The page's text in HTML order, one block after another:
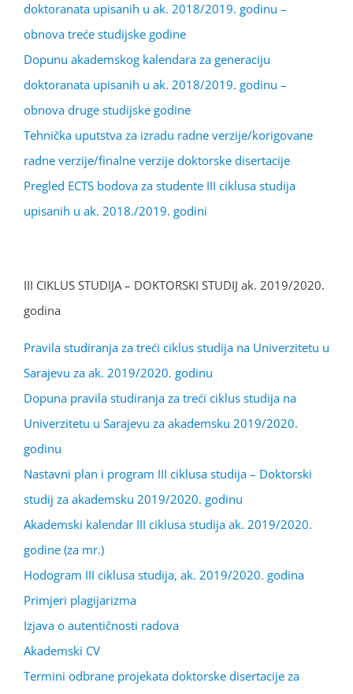
doktoranata upisanih u ak. 2018/2019. godinu –
obnova treće studijske godine
Dopunu akademskog kalendara za generaciju
doktoranata upisanih u ak. 2018/2019. godinu –
obnova druge studijske godine
Tehnička uputstva za izradu radne verzije/korigovane
radne verzije/finalne verzije doktorske disertacije
Pregled ECTS bodova za studente III ciklusa studija
upisanih u ak. 2018./2019. godini
III CIKLUS STUDIJA – DOKTORSKI STUDIJ ak. 2019/2020.
godina
Pravila studiranja za treći ciklus studija na Univerzitetu u
Sarajevu za ak. 2019/2020. godinu
Dopuna pravila studiranja za treći ciklus studija na
Univerzitetu u Sarajevu za akademsku 2019/2020.
godinu
Nastavni plan i program III ciklusa studija – Doktorski
studij za akademsku 2019/2020. godinu
Akademski kalendar III ciklusa studija ak. 2019/2020.
godine (za mr.)
Hodogram III ciklusa studija, ak. 2019/2020. godina
Primjeri plagijarizma
Izjava o autentičnosti radova
Akademski CV
Termini odbrane projekata doktorske disertacije za